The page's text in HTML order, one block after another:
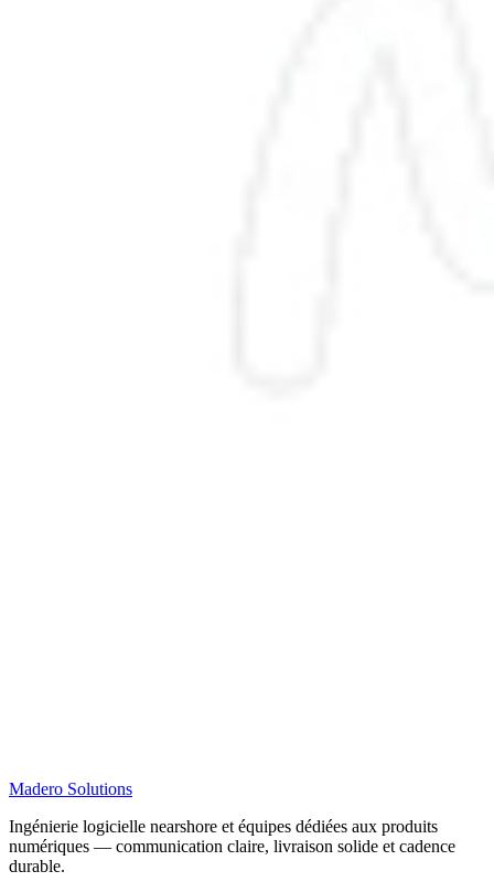
Madero Solutions
Ingénierie logicielle nearshore et équipes dédiées aux produits
numériques — communication claire, livraison solide et cadence
durable.